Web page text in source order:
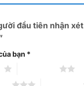
đầu tiên nhận
bạn *